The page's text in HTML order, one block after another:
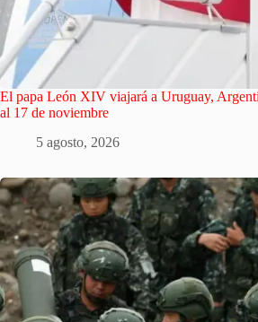
El papa León XIV viajará a Uruguay,
al 17 de noviembre
5 agosto, 2026